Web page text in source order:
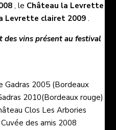
, le Château la Levrette
Levrette clairet 2009.
des vins présent au festival
Gadras 2005 (Bordeaux
2010(Bordeaux rouge)
Clos Les Arbories
des amis 2008